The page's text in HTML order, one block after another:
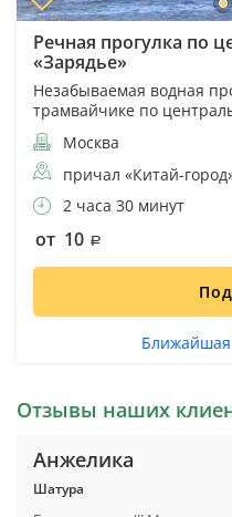
Речная прогулка по
«Зарядье»
Незабываемая водная
трамвайчике по
Москва
причал «Китай-
2 часа 30 минут
от 10
Ближайшая
Отзывы наших
Анжелика
Шатура